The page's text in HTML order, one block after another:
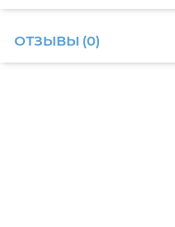
ОТЗЫВЫ (0)